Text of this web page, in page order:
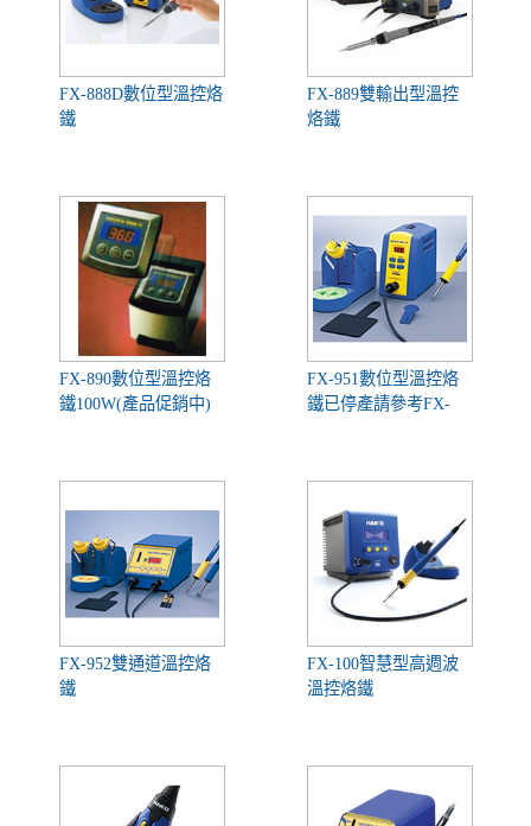
FX-888D數位型溫控烙
鐵
FX-889雙輸出型溫控
烙鐵
FX-890數位型溫控烙
鐵100W(產品促銷中)
FX-951數位型溫控烙
鐵已停產請參考FX-
FX-952雙通道溫控烙
鐵
FX-100智慧型高週波
溫控烙鐵